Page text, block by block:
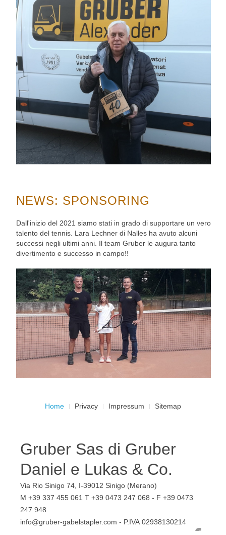
NEWS: SPONSORING
Dall'inizio del 2021 siamo stati in grado di supportare un vero
talento del tennis. Lara Lechner di Nalles ha avuto alcuni
successi negli ultimi anni. Il team Gruber le augura tanto
divertimento e successo in campo!!
Home Privacy Impressum Sitemap
Gruber Sas di Gruber
Daniel e Lukas & Co.
Via Rio Sinigo 74, I-39012 Sinigo (Merano)
M +39 337 455 061 T +39 0473 247 068 - F +39 0473
247 948
info@gruber-gabelstapler.com - P.IVA 02938130214